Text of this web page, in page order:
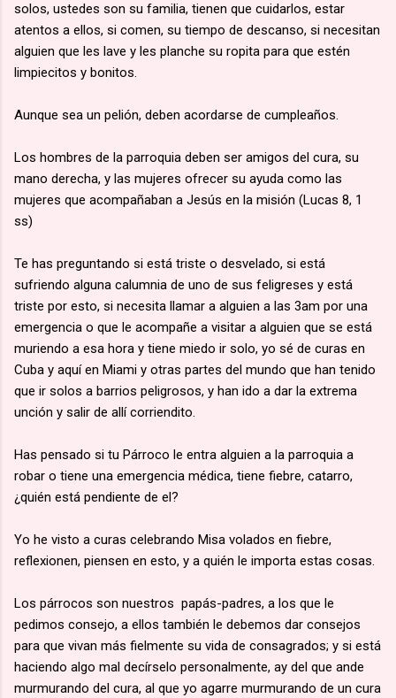
solos, ustedes son su familia, tienen que cuidarlos, estar
atentos a ellos, si comen, su tiempo de descanso, si necesitan
alguien que les lave y les planche su ropita para que estén
limpiecitos y bonitos.
Aunque sea un pelión, deben acordarse de cumpleaños.
Los hombres de la parroquia deben ser amigos del cura, su
mano derecha, y las mujeres ofrecer su ayuda como las
mujeres que acompañaban a Jesús en la misión (Lucas 8, 1
ss)
Te has preguntando si está triste o desvelado, si está
sufriendo alguna calumnia de uno de sus feligreses y está
triste por esto, si necesita llamar a alguien a las 3am por una
emergencia o que le acompañe a visitar a alguien que se está
muriendo a esa hora y tiene miedo ir solo, yo sé de curas en
Cuba y aquí en Miami y otras partes del mundo que han tenido
que ir solos a barrios peligrosos, y han ido a dar la extrema
unción y salir de allí corriendito.
Has pensado si tu Párroco le entra alguien a la parroquia a
robar o tiene una emergencia médica, tiene fiebre, catarro,
¿quién está pendiente de el?
Yo he visto a curas celebrando Misa volados en fiebre,
reflexionen, piensen en esto, y a quién le importa estas cosas.
Los párrocos son nuestros papás-padres, a los que le
pedimos consejo, a ellos también le debemos dar consejos
para que vivan más fielmente su vida de consagrados; y si está
haciendo algo mal decírselo personalmente, ay del que ande
murmurando del cura, al que yo agarre murmurando de un cura